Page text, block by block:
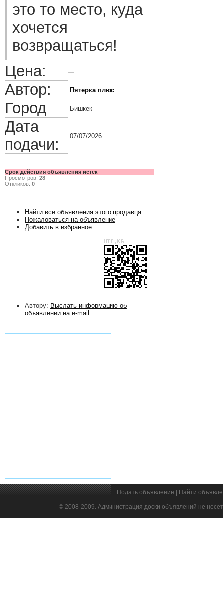
это то место, куда
хочется
возвращаться!
Цена:
—
Автор: Пятерка плюс
Город Бишкек
Дата
подачи:
07/07/2026
Срок действия объявления истёк
Просмотров: 28
Откликов: 0
Найти все объявления этого продавца
Пожаловаться на объявление
Добавить в избранное
Автору: Выслать информацию об
объявлении на e-mail
Подать объявление Найти
© 2008-2009. Администрация доски объявлений не